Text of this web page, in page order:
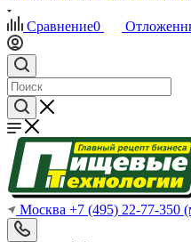
Сравнение0
Москва +7 (495) 22-77-350